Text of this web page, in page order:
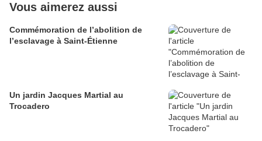
Vous aimerez aussi
Commémoration de l’abolition de
l’esclavage à Saint-Étienne
Un jardin Jacques Martial au
Trocadero